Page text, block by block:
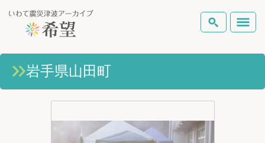
いわて震災津波アーカイブとは
岩手県山田町